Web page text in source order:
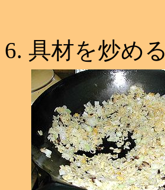
具材を炒める